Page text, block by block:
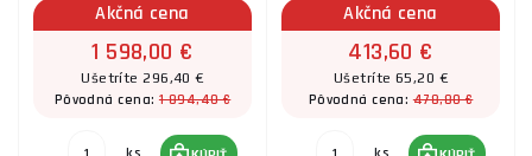
Akčná cena
1 598,00 €
Ušetríte 296,40 €
Pôvodná cena:1 894,40 €
Akčná cena
413,60 €
Ušetríte 65,20 €
Pôvodná cena:478,80 €